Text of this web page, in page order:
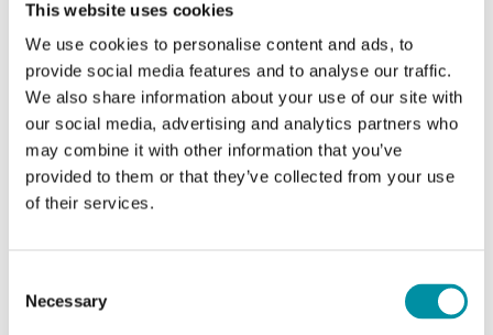
This website uses cookies
We use cookies to personalise content and ads, to
provide social media features and to analyse our traffic.
We also share information about your use of our site with
our social media, advertising and analytics partners who
may combine it with other information that you’ve
provided to them or that they’ve collected from your use
of their services.
Selection
Necessary
Contatto elettrico
Microinterruttore SPDT